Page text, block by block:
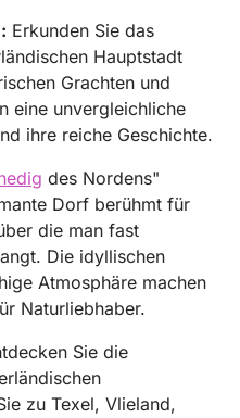
Erkunden Sie das
Hauptstadt
Grachten und
eine unvergleichliche
ihre reiche Geschichte.
des Nordens"
Dorf berühmt für
die man fast
Die idyllischen
Atmosphäre machen
Naturliebhaber.
Sie die
zu Texel, Vlieland,